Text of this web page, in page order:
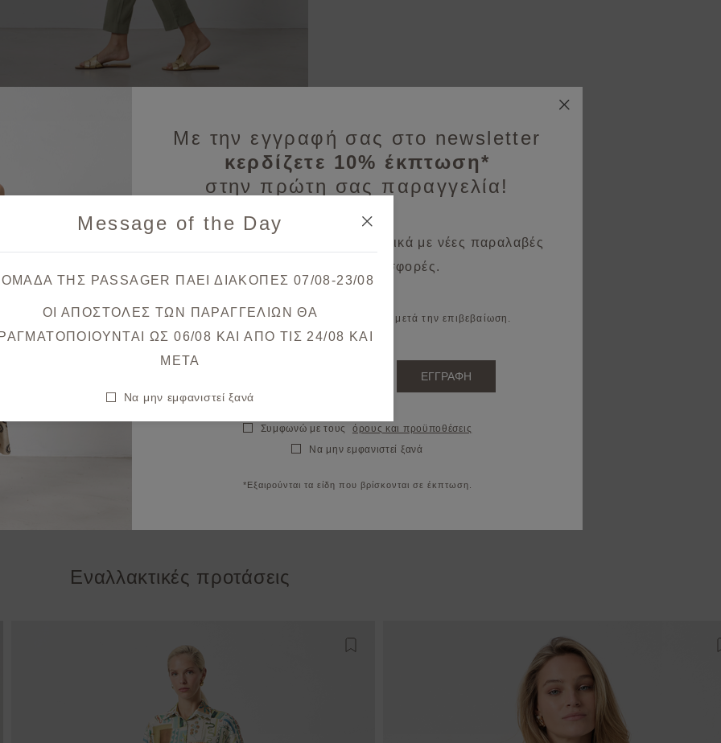
Εναλλακτικές προτάσεις
Προσθήκη στη λίστα αγαπημένων
Με την εγγραφή σας στο newsletter
κερδίζετε 10% έκπτωση*
στην πρώτη σας παραγγελία!
Λάβετε πρώτοι ενημερώσεις σχετικά με νέες παραλαβές
& μοναδικές προσφορές.
Θα λάβετε το κουπόνι στο email σας μετά την επιβεβαίωση.
ΕΓΓΡΑΦΗ
Συμφωνώ με τους
όρους και προϋποθέσεις
Να μην εμφανιστεί ξανά
*Εξαιρούνται τα είδη που βρίσκονται σε έκπτωση.
Message of the Day
ΤΗΣ PASSAGER ΠΑΕΙ ΔΙΑΚΟΠΕΣ 07/08-23/08
ΟΙ ΑΠΟΣΤΟΛΕΣ ΤΩΝ ΠΑΡΑΓΓΕΛΙΩΝ ΘΑ
ΩΣ 06/08 ΚΑΙ ΑΠΟ ΤΙΣ 24/08 KAI
META
Να μην εμφανιστεί ξανά